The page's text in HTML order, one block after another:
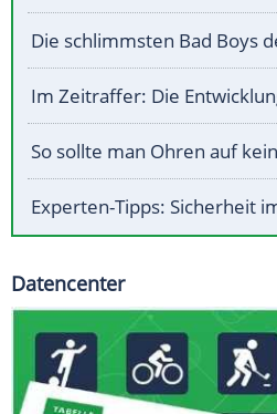
Die schlimmsten Bad Boys
Im Zeitraffer: Die
So sollte man Ohren auf
Experten-Tipps: Sicherheit
Datencenter